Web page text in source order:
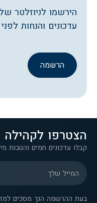
הירשמו לניוזלטר
עדכונים והנחות
הרשמה
הצטרפו לקהילה
קבלו עדכונים חמים והטבות
המייל שלך
בעת ההרשמה הנך מסכים